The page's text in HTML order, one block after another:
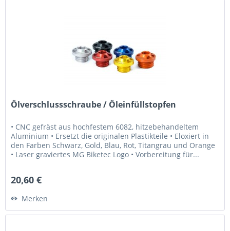
Ölverschlussschraube / Öleinfüllstopfen
• CNC gefräst aus hochfestem 6082, hitzebehandeltem
Aluminium • Ersetzt die originalen Plastikteile • Eloxiert in
den Farben Schwarz, Gold, Blau, Rot, Titangrau und Orange
• Laser graviertes MG Biketec Logo • Vorbereitung für...
20,60 €
Merken